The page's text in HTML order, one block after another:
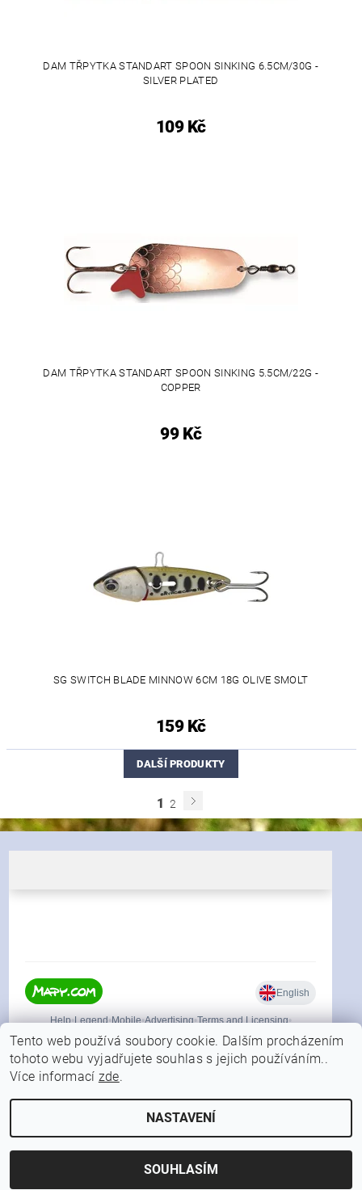
DAM TŘPYTKA STANDART SPOON SINKING 6.5CM/30G -
SILVER PLATED
109 Kč
DAM TŘPYTKA STANDART SPOON SINKING 5.5CM/22G -
COPPER
99 Kč
SG SWITCH BLADE MINNOW 6CM 18G OLIVE SMOLT
159 Kč
DALŠÍ PRODUKTY
1 2
2026 © FORFISHER.CZ, všechna práva vyhrazena
Vytvořil Shoptet
Tento web používá soubory cookie. Dalším procházením
tohoto webu vyjadřujete souhlas s jejich používáním..
Více informací zde.
NASTAVENÍ
SOUHLASÍM